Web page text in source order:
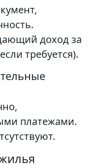
доход за
требуется).
платежами.